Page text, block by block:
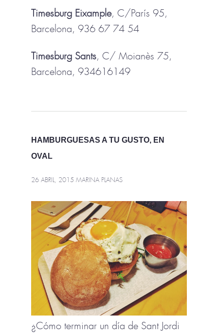
Timesburg Eixample, C/París 95,
Barcelona, 936 67 74 54
Timesburg Sants, C/ Moianès 75,
Barcelona, 934616149
HAMBURGUESAS A TU GUSTO, EN
OVAL
26 ABRIL, 2015 MARINA PLANAS
¿Cómo terminar un día de Sant Jordi